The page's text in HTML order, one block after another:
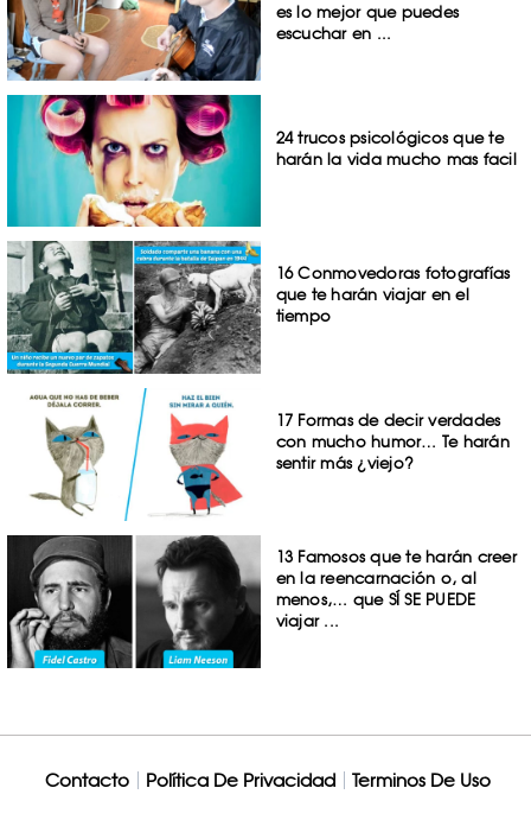
es lo mejor que puedes
escuchar en ...
24 trucos psicológicos que te
harán la vida mucho mas facil
16 Conmovedoras fotografías
que te harán viajar en el
tiempo
17 Formas de decir verdades
con mucho humor… Te harán
sentir más ¿viejo?
13 Famosos que te harán creer
en la reencarnación o, al
menos,… que SÍ SE PUEDE
viajar ...
Contacto Política De Privacidad Terminos De Uso